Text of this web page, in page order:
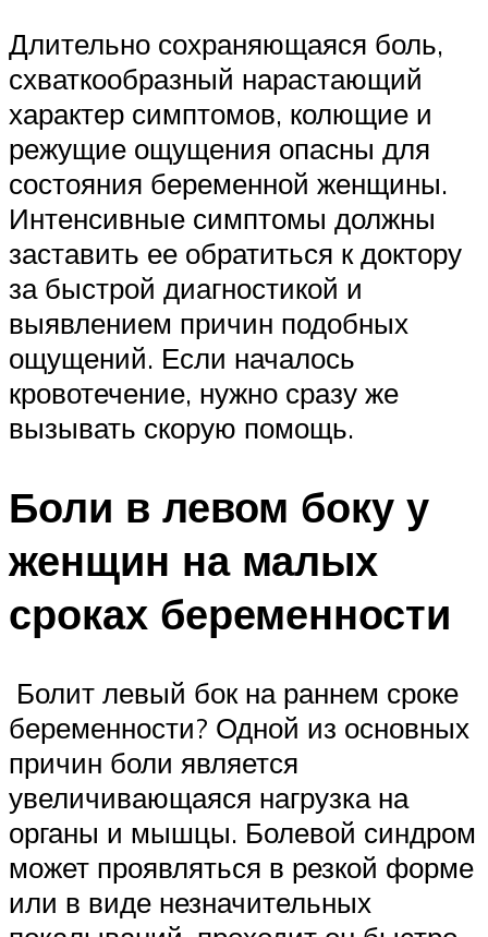
Длительно сохраняющаяся боль,
схваткообразный нарастающий
характер симптомов, колющие и
режущие ощущения опасны для
состояния беременной женщины.
Интенсивные симптомы должны
заставить ее обратиться к доктору
за быстрой диагностикой и
выявлением причин подобных
ощущений. Если началось
кровотечение, нужно сразу же
вызывать скорую помощь.
Боли в левом боку у
женщин на малых
сроках беременности
Болит левый бок на раннем сроке
беременности? Одной из основных
причин боли является
увеличивающаяся нагрузка на
органы и мышцы. Болевой синдром
может проявляться в резкой форме
или в виде незначительных